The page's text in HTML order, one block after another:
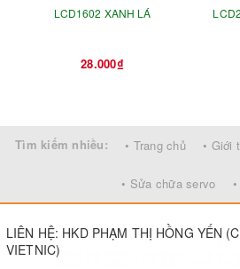
LCD1602 XANH LÁ
28.000₫
Tìm kiếm nhiều: • Trang chủ • Giới
• Sửa chữa servo
LIÊN HỆ: HKD PHẠM THỊ HỒNG YẾN
VIETNIC)